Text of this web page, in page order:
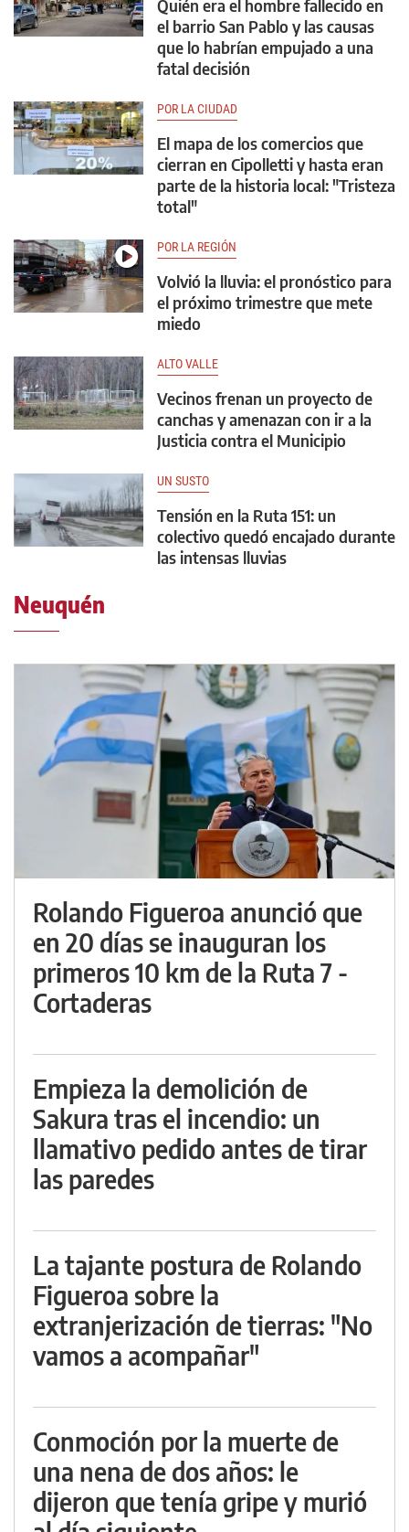
Quién era el hombre fallecido en
el barrio San Pablo y las causas
que lo habrían empujado a una
fatal decisión
POR LA CIUDAD
El mapa de los comercios que
cierran en Cipolletti y hasta eran
parte de la historia local: "Tristeza
total"
POR LA REGIÓN
Volvió la lluvia: el pronóstico para
el próximo trimestre que mete
miedo
ALTO VALLE
Vecinos frenan un proyecto de
canchas y amenazan con ir a la
Justicia contra el Municipio
UN SUSTO
Tensión en la Ruta 151: un
colectivo quedó encajado durante
las intensas lluvias
Neuquén
Rolando Figueroa anunció que
en 20 días se inauguran los
primeros 10 km de la Ruta 7 -
Cortaderas
Empieza la demolición de
Sakura tras el incendio: un
llamativo pedido antes de tirar
las paredes
La tajante postura de Rolando
Figueroa sobre la
extranjerización de tierras: "No
vamos a acompañar"
Conmoción por la muerte de
una nena de dos años: le
dijeron que tenía gripe y murió